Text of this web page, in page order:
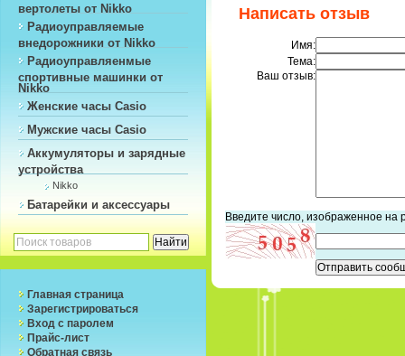
вертолеты от Nikko
Радиоуправляемые
внедорожники от Nikko
Радиоуправляенмые
спортивные машинки от
Nikko
Женские часы Casio
Мужские часы Casio
Аккумуляторы и зарядные
устройства
Nikko
Батарейки и аксессуары
Главная страница
Зарегистрироваться
Вход с паролем
Прайс-лист
Обратная связь
Написать отзыв
Имя:
Тема:
Ваш отзыв:
Введите число, изображенное на